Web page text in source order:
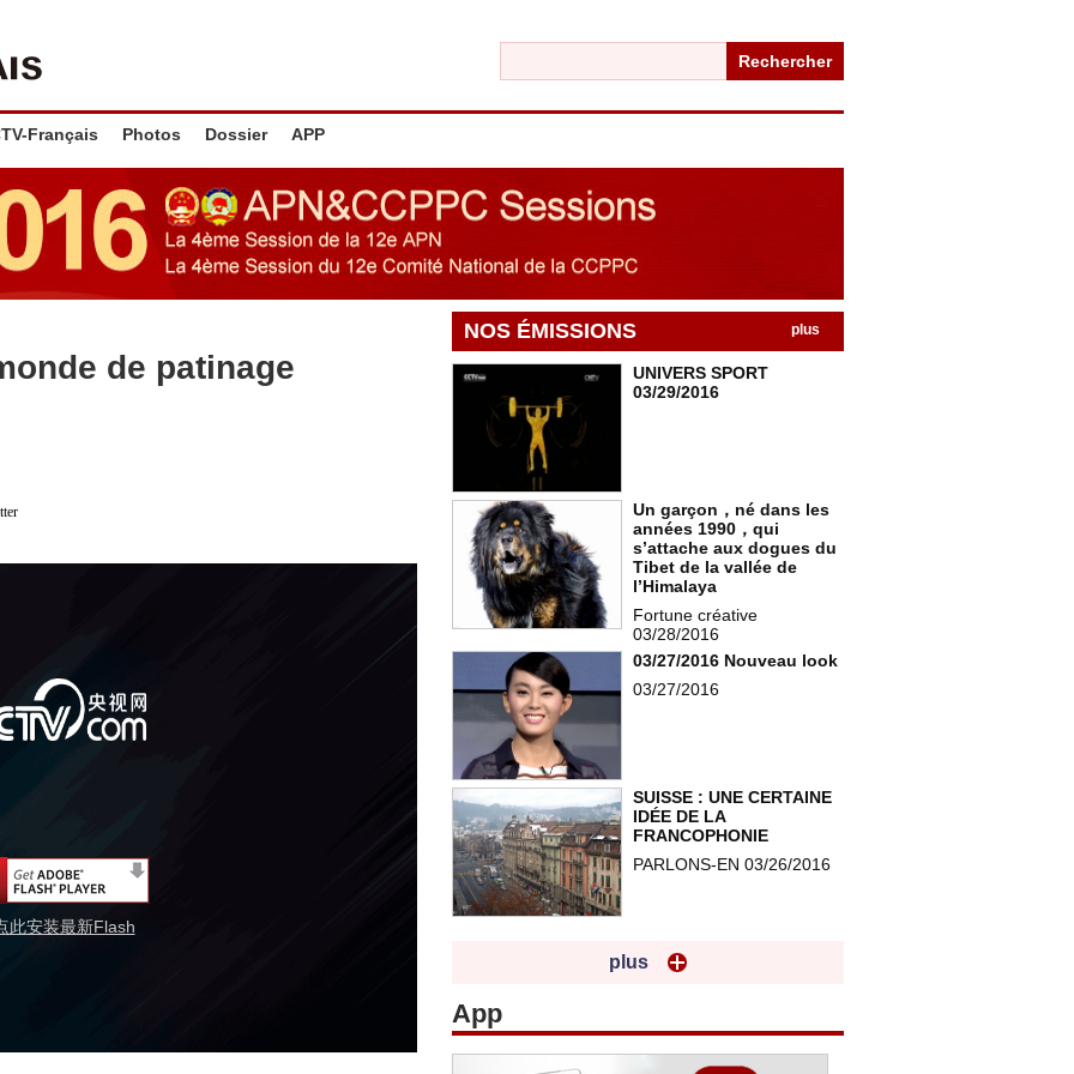
Rechercher
Français Photos Dossier APP
de patinage
此安装最新Flash
NOS ÉMISSIONS plus
UNIVERS SPORT
03/29/2016
Un garçon，né dans les
années 1990，qui
s’attache aux dogues du
Tibet de la vallée de
l’Himalaya
Fortune créative
03/28/2016
03/27/2016 Nouveau look
03/27/2016
SUISSE : UNE CERTAINE
IDÉE DE LA
FRANCOPHONIE
PARLONS-EN 03/26/2016
plus
App